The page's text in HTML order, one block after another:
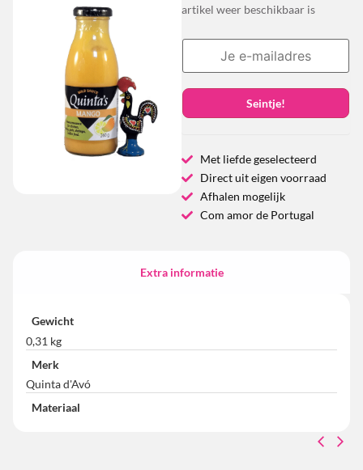
artikel weer beschikbaar is
Seintje!
Met liefde geselecteerd
Direct uit eigen voorraad
Afhalen mogelijk
Com amor de Portugal
Extra informatie
Gewicht
0,31 kg
Merk
Quinta d'Avó
Materiaal